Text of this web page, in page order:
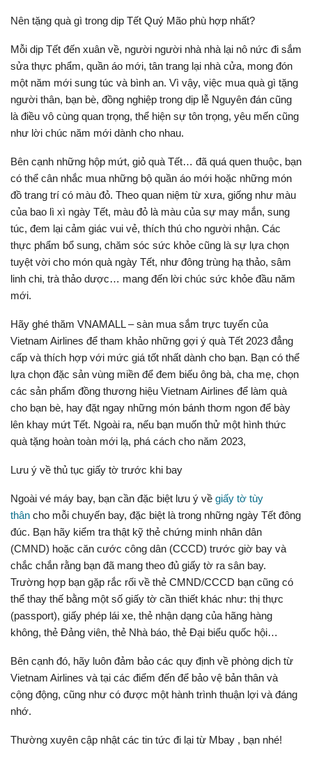
Nên tặng quà gì trong dịp Tết Quý Mão phù hợp nhất?
Mỗi dịp Tết đến xuân về, người người nhà nhà lại nô nức đi sắm
sửa thực phẩm, quần áo mới, tân trang lại nhà cửa, mong đón
một năm mới sung túc và bình an. Vì vậy, việc mua quà gì tặng
người thân, bạn bè, đồng nghiệp trong dịp lễ Nguyên đán cũng
là điều vô cùng quan trọng, thể hiện sự tôn trọng, yêu mến cũng
như lời chúc năm mới dành cho nhau.
Bên cạnh những hộp mứt, giỏ quà Tết… đã quá quen thuộc, bạn
có thể cân nhắc mua những bộ quần áo mới hoặc những món
đồ trang trí có màu đỏ. Theo quan niệm từ xưa, giống như màu
của bao lì xì ngày Tết, màu đỏ là màu của sự may mắn, sung
túc, đem lại cảm giác vui vẻ, thích thú cho người nhận. Các
thực phẩm bổ sung, chăm sóc sức khỏe cũng là sự lựa chọn
tuyệt vời cho món quà ngày Tết, như đông trùng hạ thảo, sâm
linh chi, trà thảo dược… mang đến lời chúc sức khỏe đầu năm
mới.
Hãy ghé thăm VNAMALL – sàn mua sắm trực tuyến của
Vietnam Airlines để tham khảo những gợi ý quà Tết 2023 đẳng
cấp và thích hợp với mức giá tốt nhất dành cho bạn. Bạn có thể
lựa chọn đặc sản vùng miền để đem biếu ông bà, cha mẹ, chọn
các sản phẩm đồng thương hiệu Vietnam Airlines để làm quà
cho bạn bè, hay đặt ngay những món bánh thơm ngon để bày
lên khay mứt Tết. Ngoài ra, nếu bạn muốn thử một hình thức
quà tặng hoàn toàn mới lạ, phá cách cho năm 2023,
Lưu ý về thủ tục giấy tờ trước khi bay
Ngoài vé máy bay, bạn cần đặc biệt lưu ý về giấy tờ tùy
thân cho mỗi chuyến bay, đặc biệt là trong những ngày Tết đông
đúc. Bạn hãy kiểm tra thật kỹ thẻ chứng minh nhân dân
(CMND) hoặc căn cước công dân (CCCD) trước giờ bay và
chắc chắn rằng bạn đã mang theo đủ giấy tờ ra sân bay.
Trường hợp bạn gặp rắc rối về thẻ CMND/CCCD bạn cũng có
thể thay thế bằng một số giấy tờ cần thiết khác như: thị thực
(passport), giấy phép lái xe, thẻ nhận dạng của hãng hàng
không, thẻ Đảng viên, thẻ Nhà báo, thẻ Đại biểu quốc hội…
Bên cạnh đó, hãy luôn đảm bảo các quy định về phòng dịch từ
Vietnam Airlines và tại các điểm đến để bảo vệ bản thân và
cộng động, cũng như có được một hành trình thuận lợi và đáng
nhớ.
Thường xuyên cập nhật các tin tức đi lại từ Mbay , bạn nhé!